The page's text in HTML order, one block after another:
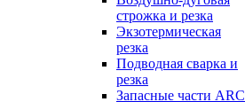
строжка и резка
Экзотермическая
резка
Подводная сварка и
резка
Запасные части ARC